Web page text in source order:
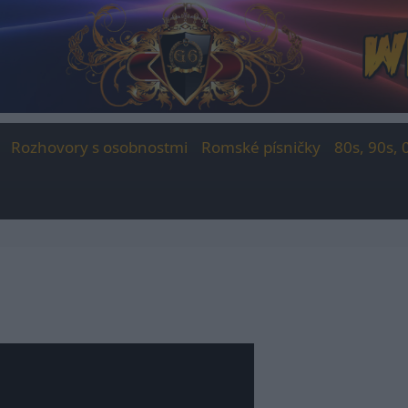
Rozhovory s osobnostmi Romské písničky 80s, 90s,